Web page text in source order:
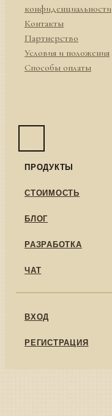
конфиденциальности
Контакты
Партнерство
Условия и положения
Способы оплаты
ПРОДУКТЫ
СТОИМОСТЬ
БЛОГ
РАЗРАБОТКА
ЧАТ
ВХОД
РЕГИСТРАЦИЯ